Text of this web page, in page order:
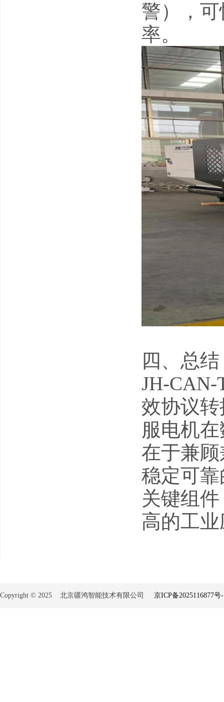
警），
率。
四、总结
JH-CAN-
效协议
服电机
在于兼
稳定可
关键组
高的工
Copyright © 2025 北京疆鸿智能技术有限公司 京ICP备2025116877号